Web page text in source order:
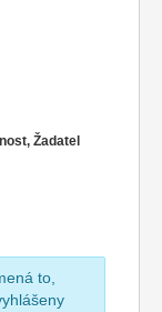
Žadatel
to,